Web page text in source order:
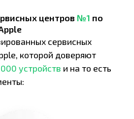
центров №1 по
сервисных
которой доверяют
устройств и на то есть